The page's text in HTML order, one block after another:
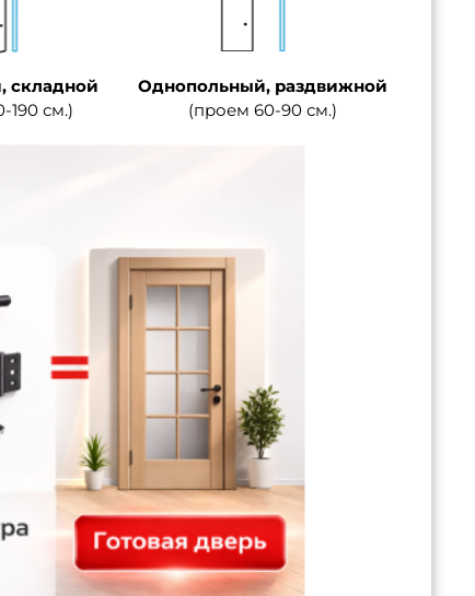
складной
190 см.)
Однопольный, раздвижной
(проем 60-90 см.)